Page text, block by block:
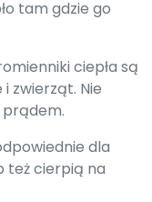
tam gdzie go
ciepła są
zwierząt. Nie
dla
też cierpią na